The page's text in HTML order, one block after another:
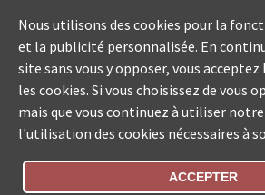
Nous utilisons des cookies pour la
et la publicité personnalisée. En
site sans vous y opposer, vous
les cookies. Si vous choisissez de vous
mais que vous continuez à utiliser
l'utilisation des cookies nécessaires à
ACCEPTER